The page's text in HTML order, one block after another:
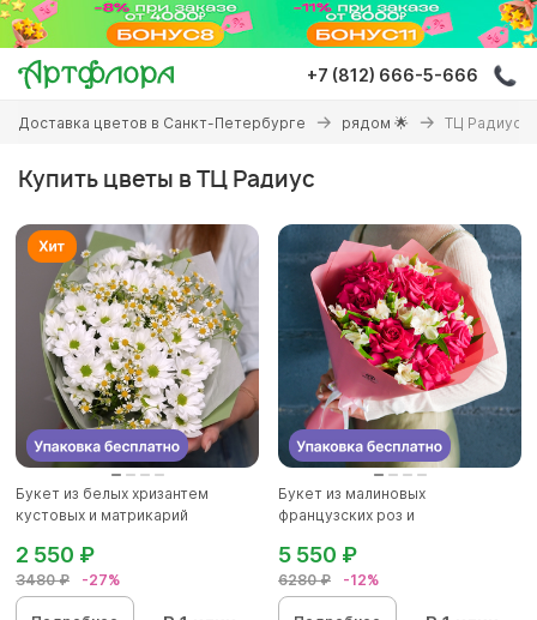
Перейти
основному
содержанию
+7 (812) 666-5-666
Вы
здесь
Доставка цветов в Санкт-Петербурге рядом 🌟 ТЦ Радиус
Купить цветы в ТЦ Радиус
Букет из белых хризантем
кустовых и матрикарий
3480 ₽ -27%
2 550 ₽
Букет из малиновых
французских роз и
6280 ₽ -12%
5 550 ₽